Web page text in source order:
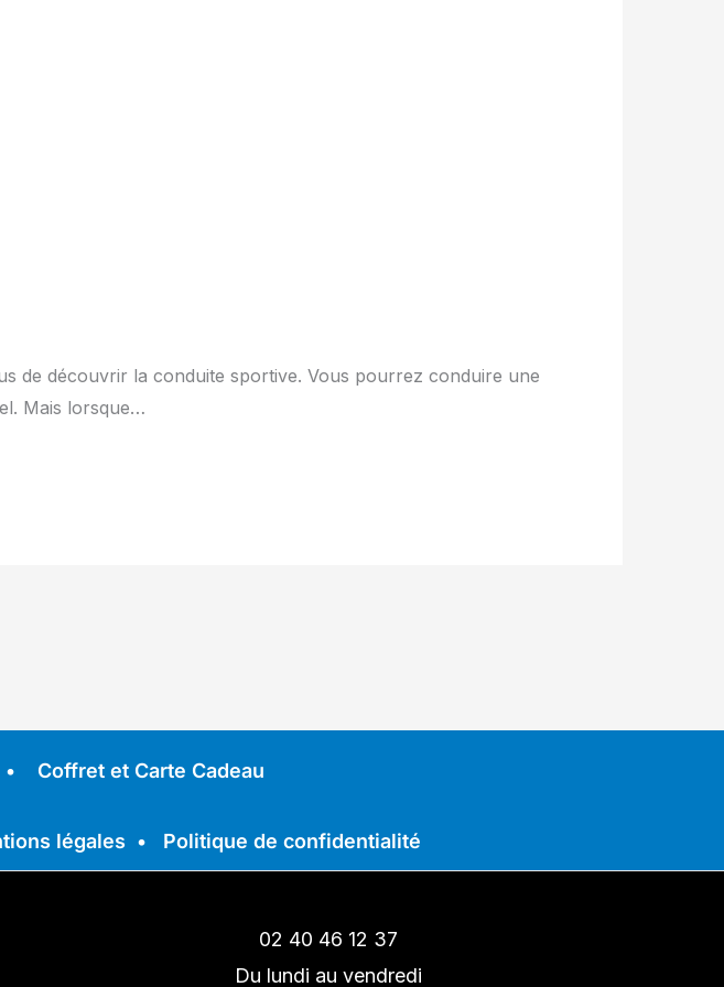
de découvrir la conduite sportive. Vous pourrez conduire une
Mais lorsque…
• Coffret et Carte Cadeau
légales • Politique de confidentialité
02 40 46 12 37
Du lundi au vendredi